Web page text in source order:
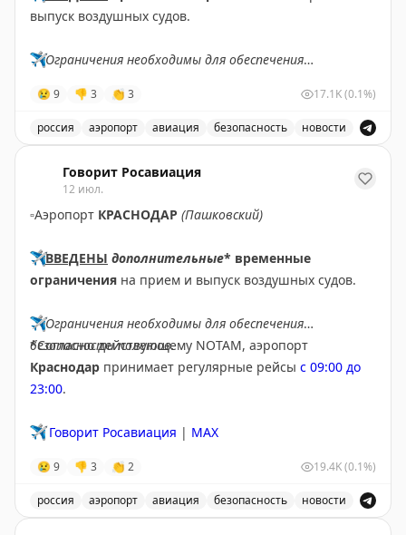
выпуск воздушных судов.
✈️Ограничения необходимы для обеспечения
✈️ Говорит Росавиация|МАХ
😢 9 👎 3 👏 3 17.1K(0.1%)
россия аэропорт авиация безопасность новости
Говорит Росавиация
12 июл.
▫️Аэропорт КРАСНОДАР (Пашковский)
✈️ВВЕДЕНЫ дополнительные* временные
ограничения на прием и выпуск воздушных судов.
✈️Ограничения необходимы для обеспечения
безопасности полетов.
*Согласно действующему NOTAM, аэропорт
Краснодар принимает регулярные рейсы с 09:00 до
23:00.
✈️ Говорит Росавиация | MAX
😢 9 👎 3 👏 2 19.4K(0.1%)
россия аэропорт авиация безопасность новости